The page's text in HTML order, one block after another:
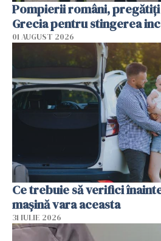
Pompierii români,
Grecia pentru stingerea
01 AUGUST 2026
Ce trebuie să verifici
mașină vara aceasta
31 IULIE 2026